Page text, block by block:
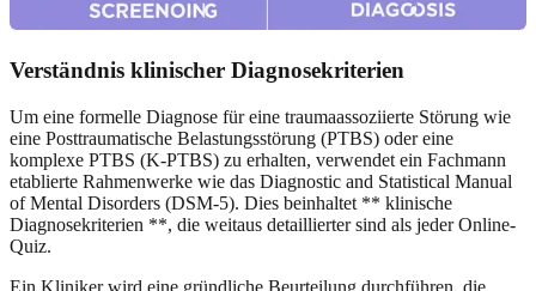
Verständnis klinischer Diagnosekriterien
Um eine formelle Diagnose für eine traumaassoziierte Störung wie
eine Posttraumatische Belastungsstörung (PTBS) oder eine
komplexe PTBS (K-PTBS) zu erhalten, verwendet ein Fachmann
etablierte Rahmenwerke wie das Diagnostic and Statistical Manual
of Mental Disorders (DSM-5). Dies beinhaltet ** klinische
Diagnosekriterien **, die weitaus detaillierter sind als jeder Online-
Quiz.
Ein Kliniker wird eine gründliche Beurteilung durchführen, die